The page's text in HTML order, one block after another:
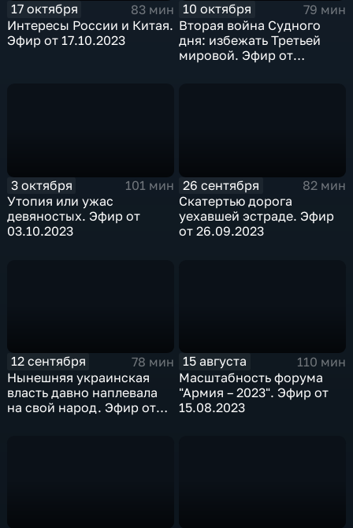
17 октября
83 мин
Интересы России и Китая.
Эфир от 17.10.2023
10 октября
79 мин
Вторая война Судного
дня: избежать Третьей
мировой. Эфир от
3 октября
101 мин
Утопия или ужас
девяностых. Эфир от
03.10.2023
26 сентября
82 мин
Скатертью дорога
уехавшей эстраде. Эфир
от 26.09.2023
12 сентября
78 мин
Нынешняя украинская
власть давно наплевала
на свой народ. Эфир от
15 августа
110 мин
Масштабность форума
"Армия – 2023". Эфир от
15.08.2023